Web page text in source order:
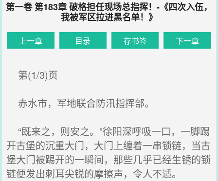
第一卷 第183章 破格担任现场总指挥！-《四次入伍，
我被军区拉进黑名单！》
上一章 目录 存书签 下一章
第(1/3)页
赤水市，军地联合防汛指挥部。
“既来之，则安之。”徐阳深呼吸一口，一脚踢
开古堡的沉重大门，大门上缠着一串锁链，当古
堡大门被踢开的一瞬间，那些几乎已经生锈的锁
链便发出刺耳尖锐的摩擦声，令人不适。